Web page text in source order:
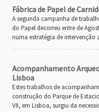
Fábrica de Papel de
A segunda campanha de
do Papel decorreu entre de
numa estratégia de intervenção
Acompanhamento
Lisboa
Estes trabalhos de
construção do Parque de
VII, em Lisboa, surgiu da